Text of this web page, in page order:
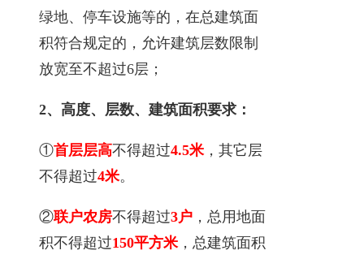
绿地、停车设施等的，在总建筑面
积符合规定的，允许建筑层数限制
放宽至不超过6层；
2、高度、层数、建筑面积要求：
①首层层高不得超过4.5米，其它层
不得超过4米。
②联户农房不得超过3户 ，总用地面
积不得超过150平方米，总建筑面积